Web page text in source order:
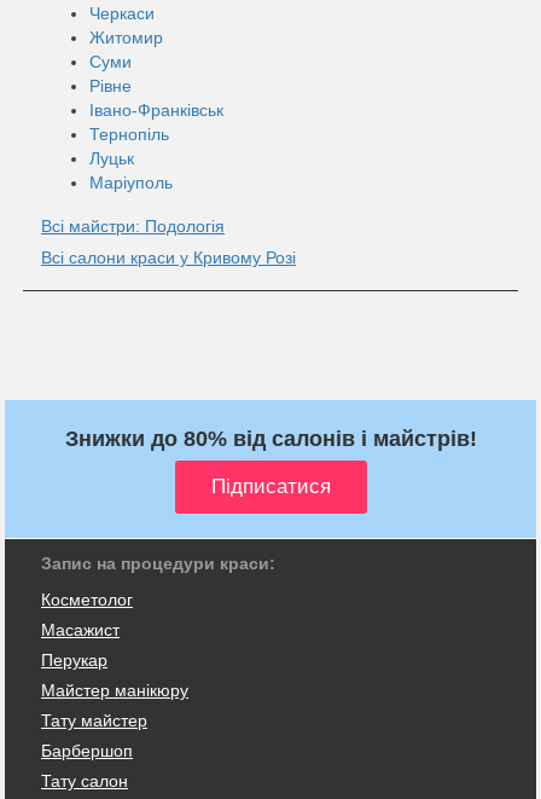
Черкаси
Житомир
Суми
Рівне
Івано-Франківськ
Тернопіль
Луцьк
Маріуполь
Всі майстри: Подологія
Всі салони краси у Кривому Розі
Знижки до 80% від салонів і майстрів!
Запис на процедури краси:
Косметолог
Масажист
Перукар
Майстер манікюру
Тату майстер
Барбершоп
Тату салон